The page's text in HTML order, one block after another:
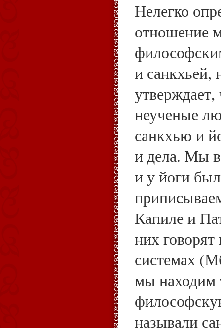
Нелегко
отношение
и санкхьей,
утверждает,
неученые
санкхью и
и дела. Мы
и у йоги
Капиле и
них
системах
мы находим
называли